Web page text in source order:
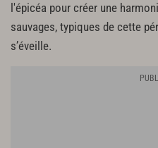
l'épicéa pour créer une
sauvages, typiques de cette
s’éveille.